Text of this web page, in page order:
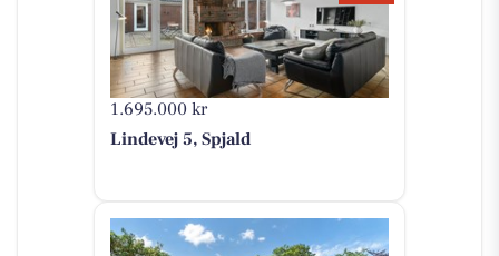
1.695.000 kr
Lindevej 5, Spjald